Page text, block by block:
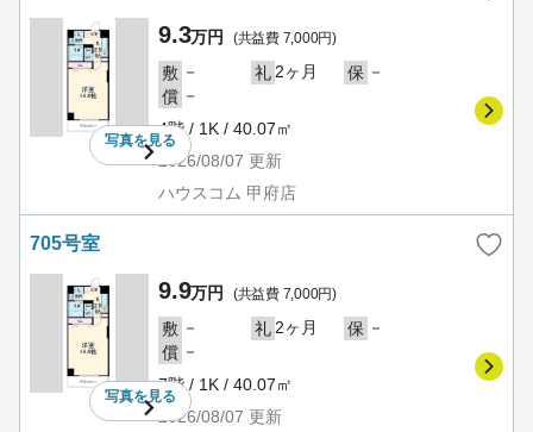
写真を見る
9.3万円 (共益費 7,000円)
敷 － 礼 2ヶ月 保 －
償 －
4階 / 1K / 40.07㎡
2026/08/07 更新
ハウスコム 甲府店
705号室
写真を見る
9.9万円 (共益費 7,000円)
敷 － 礼 2ヶ月 保 －
償 －
7階 / 1K / 40.07㎡
2026/08/07 更新